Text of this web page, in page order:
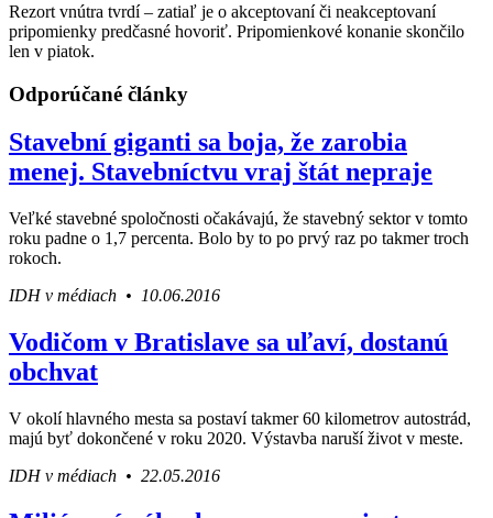
Rezort vnútra tvrdí – zatiaľ je o akceptovaní či neakceptovaní
pripomienky predčasné hovoriť. Pripomienkové konanie skončilo
len v piatok.
Odporúčané články
Stavební giganti sa boja, že zarobia
menej. Stavebníctvu vraj štát nepraje
Veľké stavebné spoločnosti očakávajú, že stavebný sektor v tomto
roku padne o 1,7 percenta. Bolo by to po prvý raz po takmer troch
rokoch.
IDH v médiach • 10.06.2016
Vodičom v Bratislave sa uľaví, dostanú
obchvat
V okolí hlavného mesta sa postaví takmer 60 kilometrov autostrád,
majú byť dokončené v roku 2020. Výstavba naruší život v meste.
IDH v médiach • 22.05.2016